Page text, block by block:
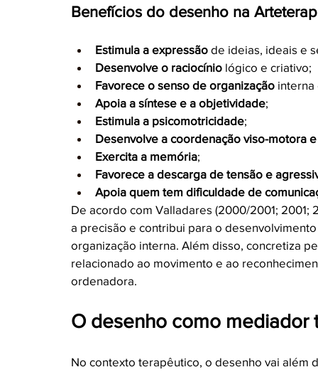
Benefícios do desenho na
Estimula a expressão de ideias, ideais e
Desenvolve o raciocínio lógico e criativo;
Favorece o senso de organização interna
Apoia a síntese e a objetividade;
Estimula a psicomotricidade;
Desenvolve a coordenação viso-motora
Exercita a memória;
Favorece a descarga de tensão e
Apoia quem tem dificuldade de
De acordo com Valladares (2000/2001;
a precisão e contribui para o
organização interna. Além disso, concretiza
relacionado ao movimento e ao
ordenadora.
O desenho como mediador
No contexto terapêutico, o desenho vai além